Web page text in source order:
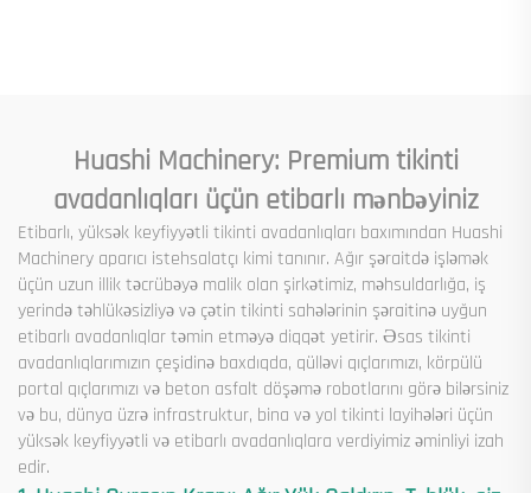
Huashi Machinery: Premium tikinti
avadanlıqları üçün etibarlı mənbəyiniz
Etibarlı, yüksək keyfiyyətli tikinti avadanlıqları baxımından Huashi
Machinery aparıcı istehsalatçı kimi tanınır. Ağır şəraitdə işləmək
üçün uzun illik təcrübəyə malik olan şirkətimiz, məhsuldarlığa, iş
yerində təhlükəsizliyə və çətin tikinti sahələrinin şəraitinə uyğun
etibarlı avadanlıqlar təmin etməyə diqqət yetirir. Əsas tikinti
avadanlıqlarımızın çeşidinə baxdıqda, qülləvi qıçlarımızı, körpülü
portal qıçlarımızı və beton asfalt döşəmə robotlarını görə bilərsiniz
və bu, dünya üzrə infrastruktur, bina və yol tikinti layihələri üçün
yüksək keyfiyyətli və etibarlı avadanlıqlara verdiyimiz əminliyi izah
edir.